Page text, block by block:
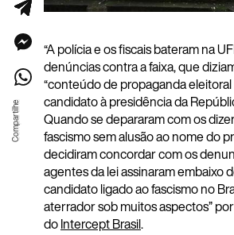
“A polícia e os fiscais bateram na
denúncias contra a faixa, que
“conteúdo de propaganda
candidato à presidência da
Quando se depararam com os
fascismo sem alusão ao nome do
decidiram concordar com os
agentes da lei assinaram embaixo
candidato ligado ao fascismo no
aterrador sob muitos aspectos”
doIntercept Brasil.